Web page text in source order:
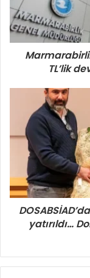
TL’lik
yatırıldı…